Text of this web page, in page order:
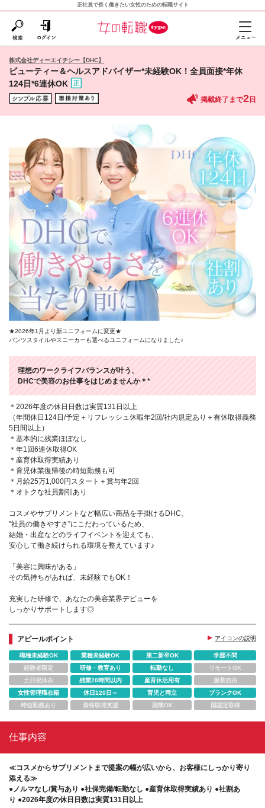
正社員で長く働きたい女性のための転職サイト
株式会社ディーエイチシー【DHC】
ビューティー＆ヘルスアドバイザー*未経験OK！全員面接*年休
124日*6連休OK
掲載終了まで2 日
★2026年1月より新ユニフォームに変更★
パンツスタイルやスニーカーも選べるユニフォームになりました♪
理想のワークライフバランスが叶う、
DHCで美容のお仕事をはじめませんか＊*
＊2026年度の休日日数は実質131日以上
（年間休日124日/予定＋リフレッシュ休暇年2回/社内規定あり＋有休取得義務
5日間以上）
＊基本的に残業ほぼなし
＊年1回6連休取得OK
＊産育休取得実績あり
＊育児休業復帰後の時短勤務も可
＊月給25万1,000円スタート＋賞与年2回
＊オトクな社員割引あり
コスメやサプリメントなど幅広い商品を手掛けるDHC。
”社員の働きやすさ”にこだわっているため、
結婚・出産などのライフイベントを迎えても、
安心して働き続けられる環境を整えています♪
「美容に興味がある」
その気持ちがあれば、未経験でもOK！
充実した研修で、あなたの美容業界デビューを
しっかりサポートします◎
アピールポイント アイコンの説明
職種未経験OK 業種未経験OK 第二新卒OK
学歴不問
経験者限定
研修・教育あり 転勤なし
リモートOK
土日祝休み
残業20時間以内 産育休活用有
服装自由
女性管理職在籍
休日120日～ 育児と両立
ブランクOK
時短勤務あり
資格取得支援 副業OK 国認定取得
仕事内容
≪コスメからサプリメントまで提案の幅が広いから、お客様にしっかり寄り
添える≫
●ノルマなし/賞与あり ●社保完備/転勤なし ●産育休取得実績あり ●社割あ
り ●2026年度の休日日数は実質131日以上